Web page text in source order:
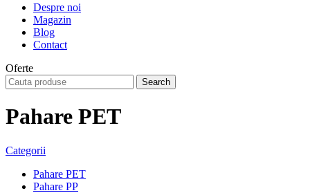
Despre noi
Magazin
Blog
Contact
Oferte
Search
Pahare PET
Categorii
Pahare PET
Pahare PP